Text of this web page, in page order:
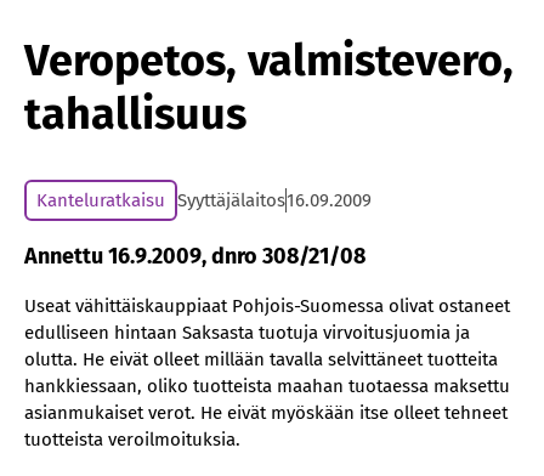
Veropetos, valmistevero,
tahallisuus
Kanteluratkaisu Syyttäjälaitos16.09.2009
Annettu 16.9.2009, dnro 308/21/08
Useat vähittäiskauppiaat Pohjois-Suomessa olivat ostaneet
edulliseen hintaan Saksasta tuotuja virvoitusjuomia ja
olutta. He eivät olleet millään tavalla selvittäneet tuotteita
hankkiessaan, oliko tuotteista maahan tuotaessa maksettu
asianmukaiset verot. He eivät myöskään itse olleet tehneet
tuotteista veroilmoituksia.